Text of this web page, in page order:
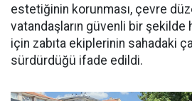
estetiğinin korunması, çevre
vatandaşların güvenli bir
için zabıta ekiplerinin sahadaki
sürdürdüğü ifade edildi.